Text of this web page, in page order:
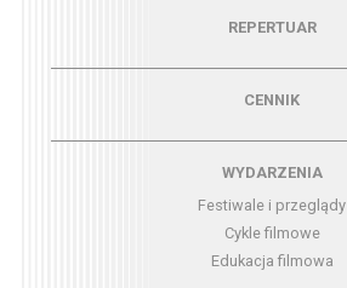
Menu - repertuarREPERTUAR
CENNIK
Menu - wydarzeniaWYDARZENIA
Festiwale i przeglądy
Cykle filmowe
Edukacja filmowa